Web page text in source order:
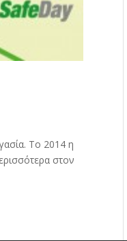
Το 2014 η
στον